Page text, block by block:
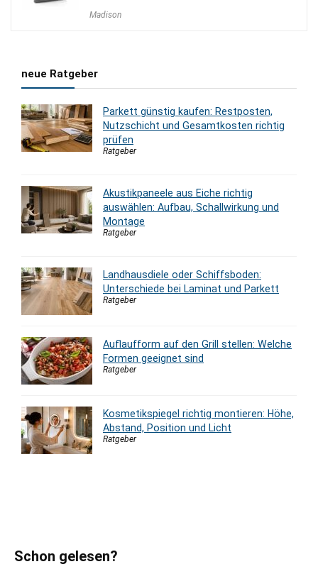
Madison
neue Ratgeber
Parkett günstig kaufen: Restposten,
Nutzschicht und Gesamtkosten richtig
prüfen
Ratgeber
Akustikpaneele aus Eiche richtig
auswählen: Aufbau, Schallwirkung und
Montage
Ratgeber
Landhausdiele oder Schiffsboden:
Unterschiede bei Laminat und Parkett
Ratgeber
Auflaufform auf den Grill stellen: Welche
Formen geeignet sind
Ratgeber
Kosmetikspiegel richtig montieren: Höhe,
Abstand, Position und Licht
Ratgeber
Schon gelesen?